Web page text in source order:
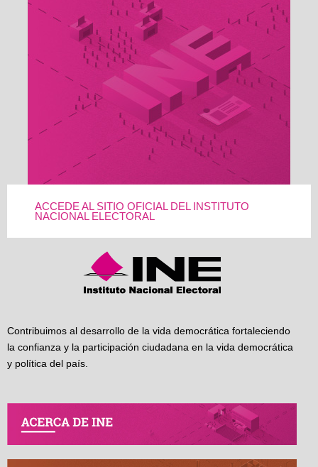
ACCEDE AL SITIO OFICIAL DEL INSTITUTO
NACIONAL ELECTORAL
Contribuimos al desarrollo de la vida democrática fortaleciendo
la confianza y la participación ciudadana en la vida democrática
y política del país.